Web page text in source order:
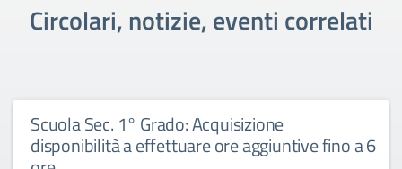
Circolari, notizie, eventi correlati
Scuola Sec. 1° Grado: Acquisizione
disponibilità a effettuare ore aggiuntive fino a 6